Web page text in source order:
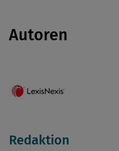
Autoren
Redaktion